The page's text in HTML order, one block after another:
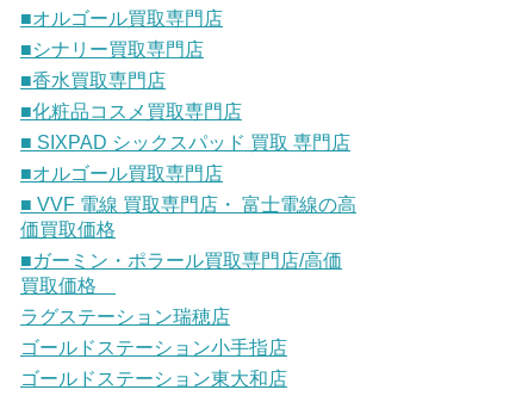
■オルゴール買取専門店
■シナリー買取専門店
■香水買取専門店
■化粧品コスメ買取専門店
■ SIXPAD シックスパッド 買取 専門店
■オルゴール買取専門店
■ VVF 電線 買取専門店・ 富士電線の高
価買取価格
■ガーミン・ポラール買取専門店/高価
買取価格
ラグステーション瑞穂店
ゴールドステーション小手指店
ゴールドステーション東大和店